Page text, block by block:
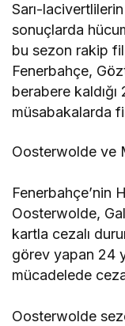
Sarı-lacivertlilerin
sonuçlarda
bu sezon rakip
Fenerbahçe,
berabere kaldığı
müsabakalarda
Oosterwolde ve
Fenerbahçe’nin
Oosterwolde,
kartla cezalı
görev yapan 24
mücadelede
Oosterwolde